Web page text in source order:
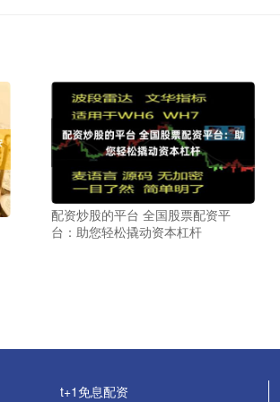
配资炒股的平台 全国股票配资平
台：助您轻松撬动资本杠杆
t+1免息配资